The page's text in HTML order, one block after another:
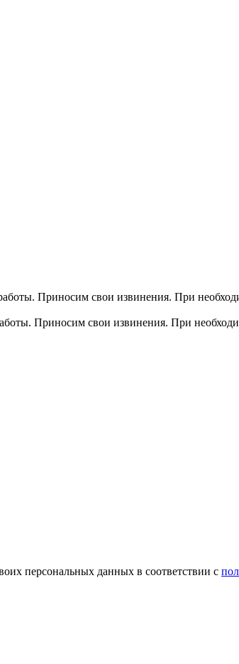
Приносим свои извинения. При
Приносим свои извинения. При
персональных данных в соответствии с